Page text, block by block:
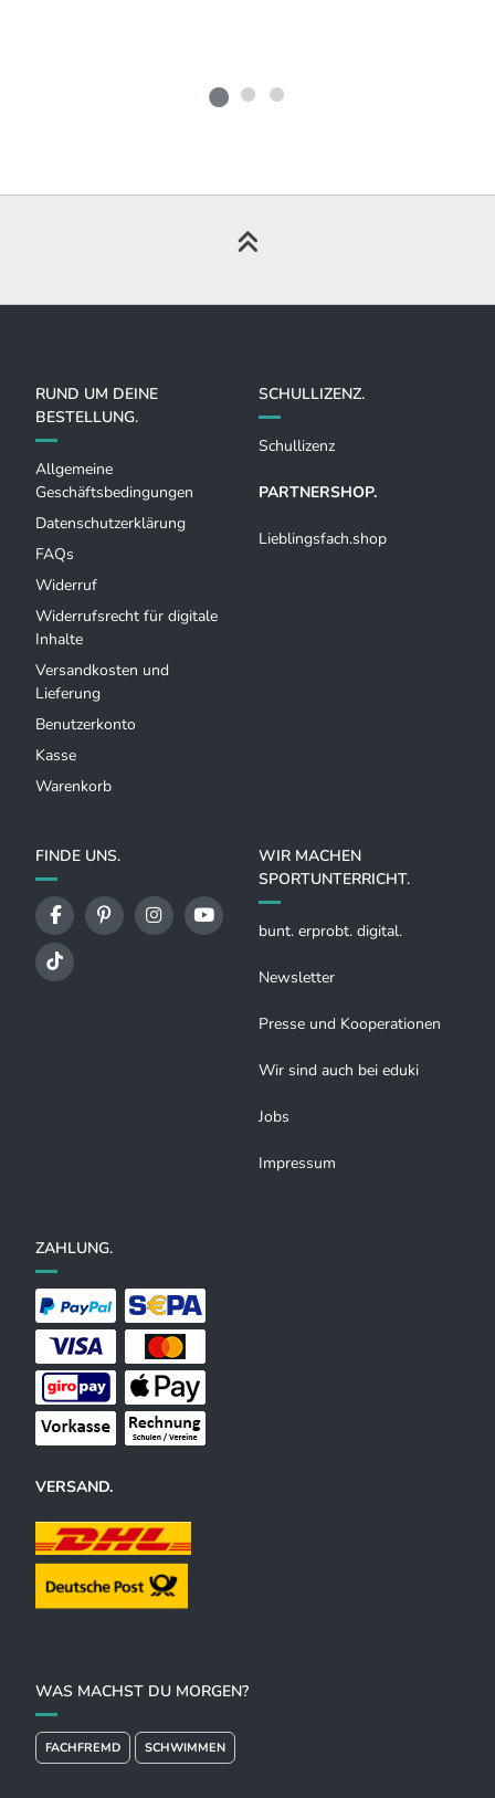
RUND UM DEINE
BESTELLUNG.
Allgemeine
Geschäftsbedingungen
Datenschutzerklärung
FAQs
Widerruf
Widerrufsrecht für digitale
Inhalte
Versandkosten und
Lieferung
Benutzerkonto
Kasse
Warenkorb
SCHULLIZENZ.
Schullizenz
PARTNERSHOP.
Lieblingsfach.shop
FINDE UNS.
WIR MACHEN
SPORTUNTERRICHT.
bunt. erprobt. digital.
Newsletter
Presse und Kooperationen
Wir sind auch bei eduki
Jobs
Impressum
ZAHLUNG.
VERSAND.
WAS MACHST DU MORGEN?
FACHFREMD SCHWIMMEN